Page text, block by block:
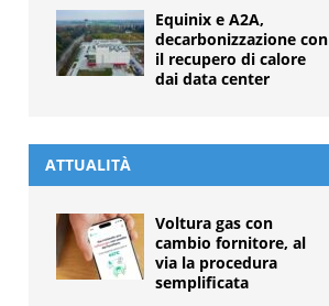
Equinix e A2A,
decarbonizzazione con
il recupero di calore
dai data center
ATTUALITÀ
Voltura gas con
cambio fornitore, al
via la procedura
semplificata